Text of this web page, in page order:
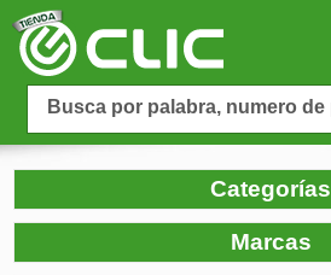
Categorías
Marcas